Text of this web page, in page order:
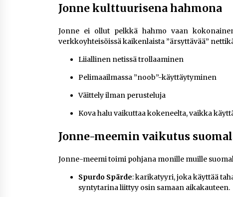
Jonne kulttuurisena hahmona
Jonne ei ollut pelkkä hahmo vaan
verkkoyhteisöissä kaikenlaista ”ärsyttävää”
Liiallinen netissä trollaaminen
Pelimaailmassa ”noob”-käyttäytyminen
Väittely ilman perusteluja
Kova halu vaikuttaa kokeneelta, vaikka
Jonne-meemin vaikutus
Jonne-meemi toimi pohjana monille muille
Spurdo Spärde: karikatyyri, joka käyttää
syntytarina liittyy osin samaan aikakauteen.